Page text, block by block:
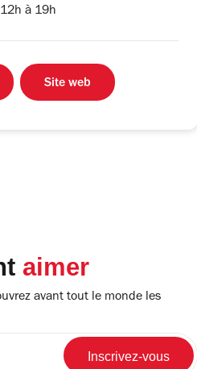
à 19h
Site web
aimer
avant tout le monde les